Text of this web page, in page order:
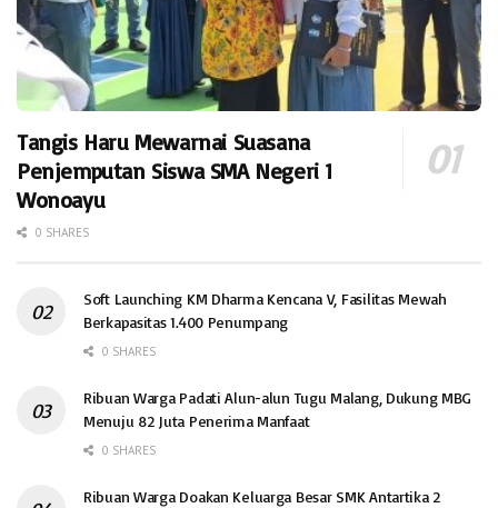
Tangis Haru Mewarnai Suasana
Penjemputan Siswa SMA Negeri 1
Wonoayu
0 SHARES
Soft Launching KM Dharma Kencana V, Fasilitas Mewah
Berkapasitas 1.400 Penumpang
0 SHARES
Ribuan Warga Padati Alun-alun Tugu Malang, Dukung MBG
Menuju 82 Juta Penerima Manfaat
0 SHARES
Ribuan Warga Doakan Keluarga Besar SMK Antartika 2